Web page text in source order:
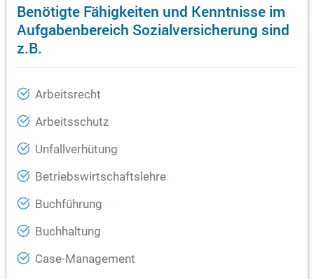
Benötigte Fähigkeiten und Kenntnisse im
Aufgabenbereich Sozialversicherung sind
z.B.
Arbeitsrecht
Arbeitsschutz
Unfallverhütung
Betriebswirtschaftslehre
Buchführung
Buchhaltung
Case-Management